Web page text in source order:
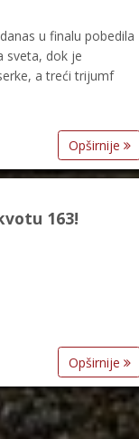
u finalu pobedila
sveta, dok je
a treći trijumf
Opširnije
163!
Opširnije